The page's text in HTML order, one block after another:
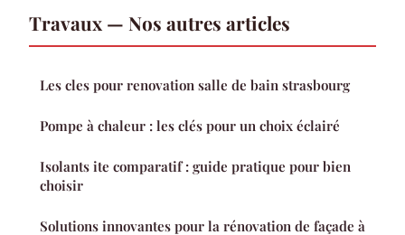
Travaux — Nos autres articles
Les cles pour renovation salle de bain strasbourg
Pompe à chaleur : les clés pour un choix éclairé
Isolants ite comparatif : guide pratique pour bien
choisir
Solutions innovantes pour la rénovation de façade à